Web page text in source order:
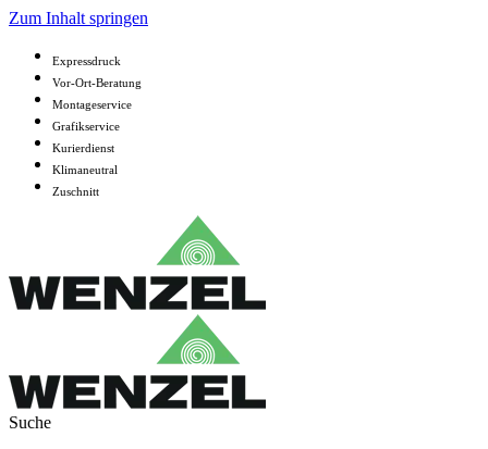
Zum Inhalt springen
Expressdruck
Vor-Ort-Beratung
Montageservice
Grafikservice
Kurierdienst
Klimaneutral
Zuschnitt